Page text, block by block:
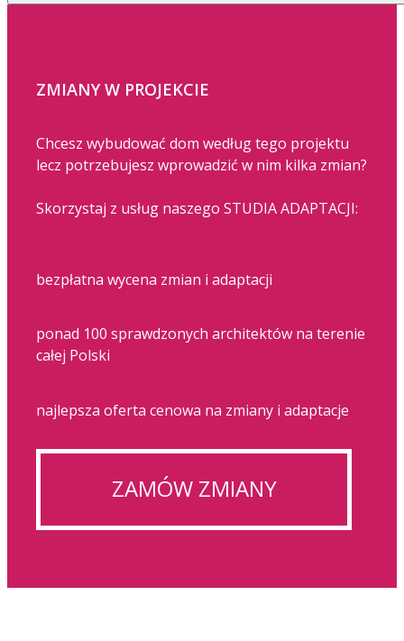
ZMIANY W PROJEKCIE
Chcesz wybudować dom według tego projektu
lecz potrzebujesz wprowadzić w nim kilka zmian?
Skorzystaj z usług naszego STUDIA ADAPTACJI:
bezpłatna wycena zmian i adaptacji
ponad 100 sprawdzonych architektów na terenie
całej Polski
najlepsza oferta cenowa na zmiany i adaptacje
ZAMÓW ZMIANY